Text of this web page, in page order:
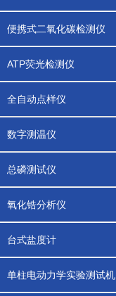
便携式二氧化碳检测仪
ATP荧光检测仪
全自动点样仪
数字测温仪
总磷测试仪
氧化锆分析仪
台式盐度计
单柱电动力学实验测试机